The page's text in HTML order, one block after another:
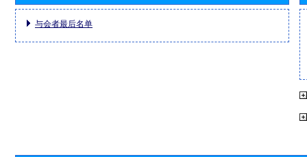
与会者最后名单